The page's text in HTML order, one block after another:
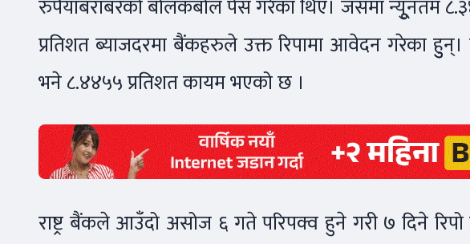
रुपैयाँबराबरको बोलकबोल पेस गरेका थिए। जसमा न्युूनतम
प्रतिशत ब्याजदरमा बैंकहरुले उक्त रिपामा आवेदन गरेका हुुन्।
भने ८.४४५५ प्रतिशत कायम भएको छ ।
राष्ट्र बैंकले आउँदो असोज ६ गते परिपक्व हुने गरी ७ दिने रिपो